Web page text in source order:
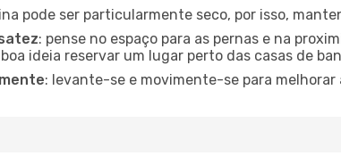
pode ser particularmente seco, por isso,
: pense no espaço para as pernas e na
ideia reservar um lugar perto das casas de
: levante-se e movimente-se para